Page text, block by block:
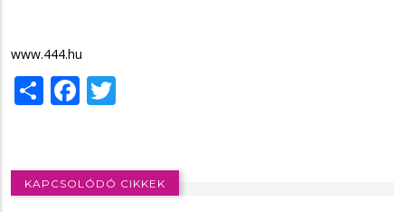
www.444.hu
ShareFacebook
KAPCSOLÓDÓ CIKKEK